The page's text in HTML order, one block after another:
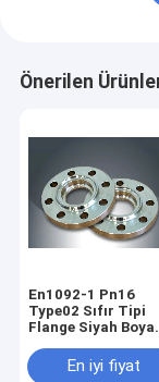
Önerilen
En1092-1 Pn16
Type02 Sıfır Tipi
Flange Siyah Boya
En iyi fiyat